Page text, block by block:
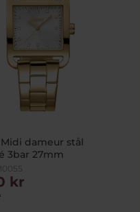
dameur stål
3bar 27mm
kr